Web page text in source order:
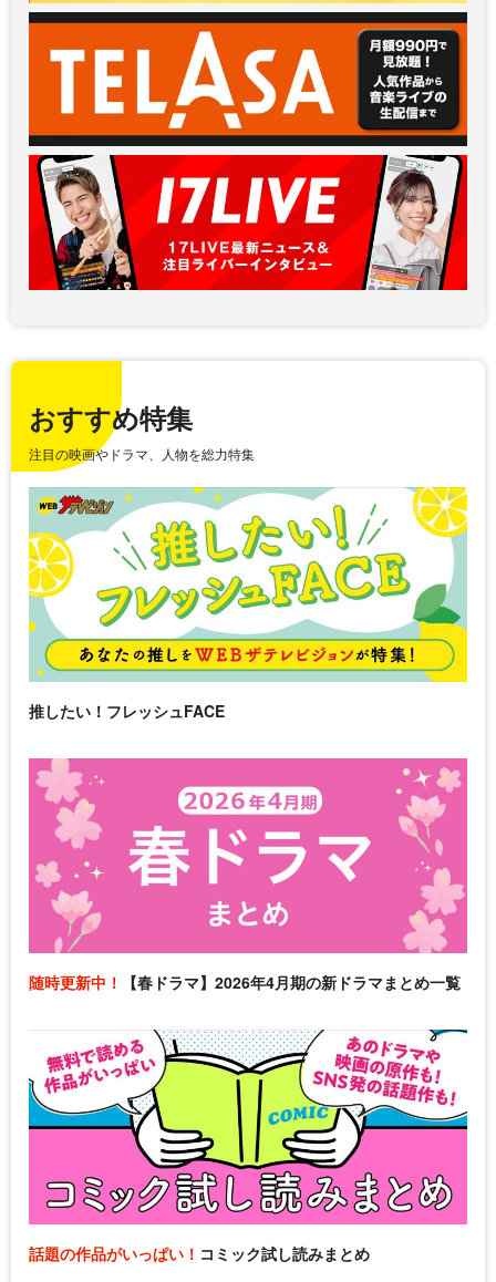
おすすめ特集
注目の映画やドラマ、人物を総力特集
推したい！フレッシュFACE
随時更新中！ 【春ドラマ】2026年4月期の新ドラマまとめ一覧
話題の作品がいっぱい！ コミック試し読みまとめ